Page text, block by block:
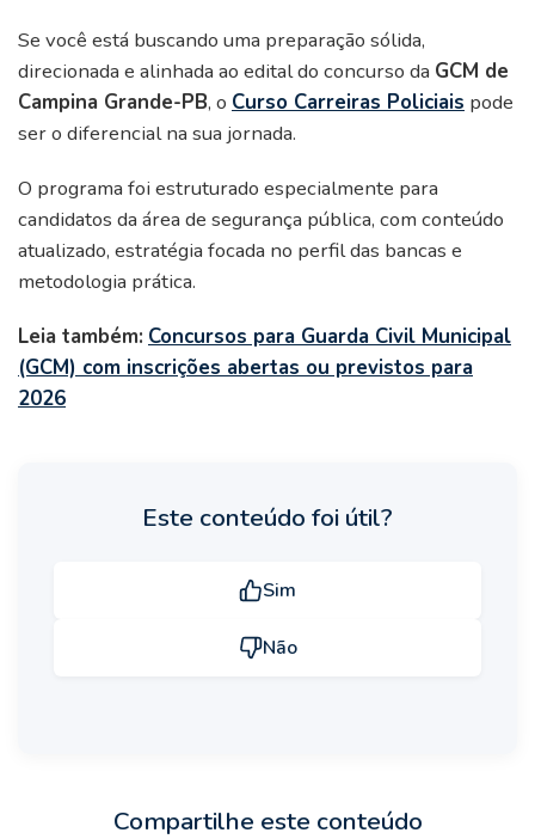
Se você está buscando uma preparação sólida,
direcionada e alinhada ao edital do concurso da GCM de
Campina Grande-PB, o Curso Carreiras Policiais pode
ser o diferencial na sua jornada.
O programa foi estruturado especialmente para
candidatos da área de segurança pública, com conteúdo
atualizado, estratégia focada no perfil das bancas e
metodologia prática.
Leia também: Concursos para Guarda Civil Municipal
(GCM) com inscrições abertas ou previstos para
2026
Este conteúdo foi útil?
Sim
Não
Compartilhe este conteúdo